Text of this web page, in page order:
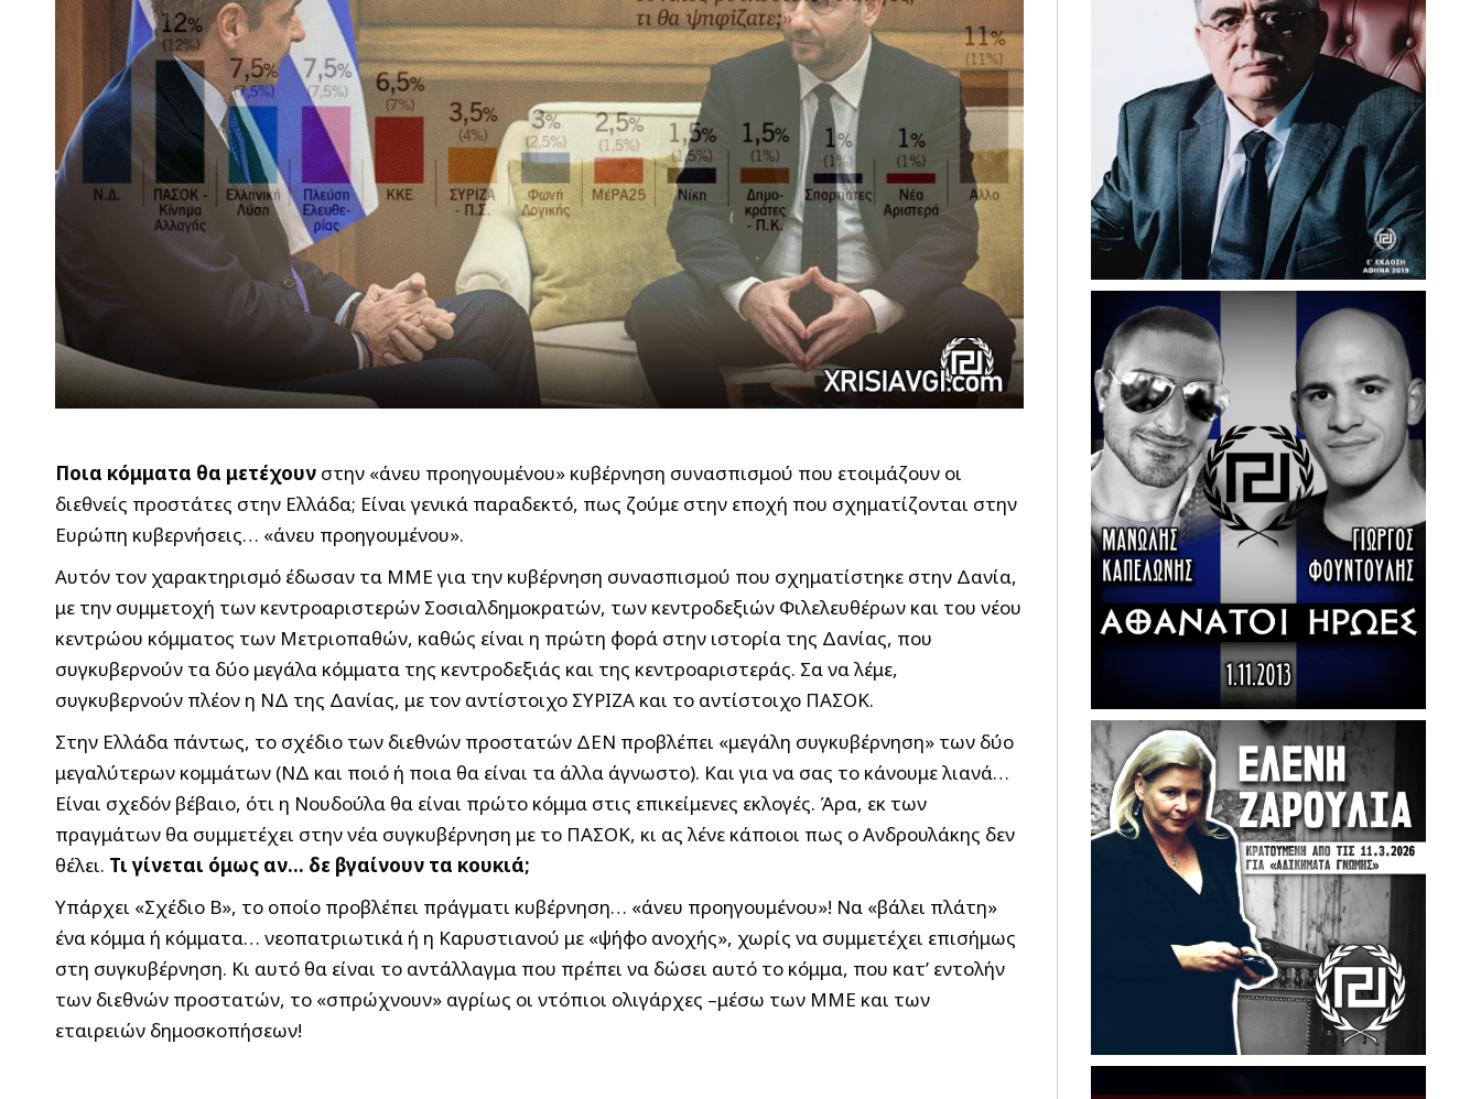
Ποια κόμματα θα μετέχουν στην «άνευ προηγουμένου» κυβέρνηση συνασπισμού που ετοιμάζουν οι
διεθνείς προστάτες στην Ελλάδα; Είναι γενικά παραδεκτό, πως ζούμε στην εποχή που σχηματίζονται στην
Ευρώπη κυβερνήσεις… «άνευ προηγουμένου».
Αυτόν τον χαρακτηρισμό έδωσαν τα ΜΜΕ για την κυβέρνηση συνασπισμού που σχηματίστηκε στην Δανία,
με την συμμετοχή των κεντροαριστερών Σοσιαλδημοκρατών, των κεντροδεξιών Φιλελευθέρων και του νέου
κεντρώου κόμματος των Μετριοπαθών, καθώς είναι η πρώτη φορά στην ιστορία της Δανίας, που
συγκυβερνούν τα δύο μεγάλα κόμματα της κεντροδεξιάς και της κεντροαριστεράς. Σα να λέμε,
συγκυβερνούν πλέον η ΝΔ της Δανίας, με τον αντίστοιχο ΣΥΡΙΖΑ και το αντίστοιχο ΠΑΣΟΚ.
Στην Ελλάδα πάντως, το σχέδιο των διεθνών προστατών ΔΕΝ προβλέπει «μεγάλη συγκυβέρνηση» των δύο
μεγαλύτερων κομμάτων (ΝΔ και ποιό ή ποια θα είναι τα άλλα άγνωστο). Και για να σας το κάνουμε λιανά…
Είναι σχεδόν βέβαιο, ότι η Νουδούλα θα είναι πρώτο κόμμα στις επικείμενες εκλογές. Άρα, εκ των
πραγμάτων θα συμμετέχει στην νέα συγκυβέρνηση με το ΠΑΣΟΚ, κι ας λένε κάποιοι πως ο Ανδρουλάκης δεν
θέλει. Τι γίνεται όμως αν… δε βγαίνουν τα κουκιά;
Υπάρχει «Σχέδιο Β», το οποίο προβλέπει πράγματι κυβέρνηση… «άνευ προηγουμένου»! Να «βάλει πλάτη»
ένα κόμμα ή κόμματα… νεοπατριωτικά ή η Καρυστιανού με «ψήφο ανοχής», χωρίς να συμμετέχει επισήμως
στη συγκυβέρνηση. Κι αυτό θα είναι το αντάλλαγμα που πρέπει να δώσει αυτό το κόμμα, που κατ’ εντολήν
των διεθνών προστατών, το «σπρώχνουν» αγρίως οι ντόπιοι ολιγάρχες –μέσω των ΜΜΕ και των
εταιρειών δημοσκοπήσεων!